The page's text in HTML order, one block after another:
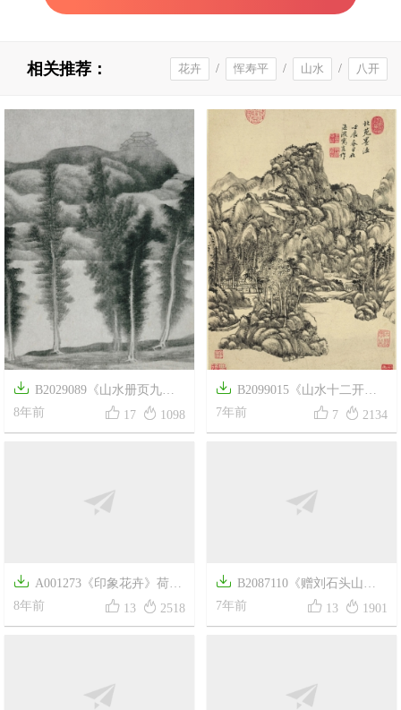
相关推荐： 八开
/
山水
/
恽寿平
/
花卉
 B2029089《山水册页九》
清代画家龚贤高清作品
8年前  17  1098
 B2099015《山水十二开之
五》清代画家王原祁高清作品
7年前  7  2134
 B2087110《赠刘石头山水
图册之一》清代画家石涛高清
作品
7年前  13  1901